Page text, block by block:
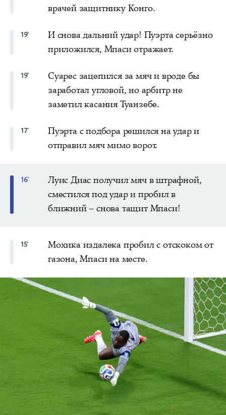
врачей защитнику Конго.
19'
И снова дальний удар! Пуэрта серьёзно
приложился, Мпаси отражает.
19'
Суарес зацепился за мяч и вроде бы
заработал угловой, но арбитр не
заметил касания Туанзебе.
17'
Пуэрта с подбора решился на удар и
отправил мяч мимо ворот.
16'
Луис Диас получил мяч в штрафной,
сместился под удар и пробил в
ближний – снова тащит Мпаси!
15'
Мохика издалека пробил с отскоком от
газона, Мпаси на месте.